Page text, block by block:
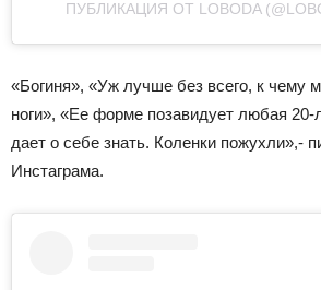
ПУБЛИКАЦИЯ ОТ LOBODA
«Богиня», «Уж лучше без всего, к чему
ноги», «Ее форме позавидует любая 20-
дает о себе знать. Коленки пожухли»,-
Инстаграма.